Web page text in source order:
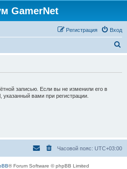
GamerNet
Вход
Регистрация
записью. Если вы не изменили его в
указанный вами при регистрации.
Часовой пояс: UTC+03:00
® Forum Software © phpBB Limited